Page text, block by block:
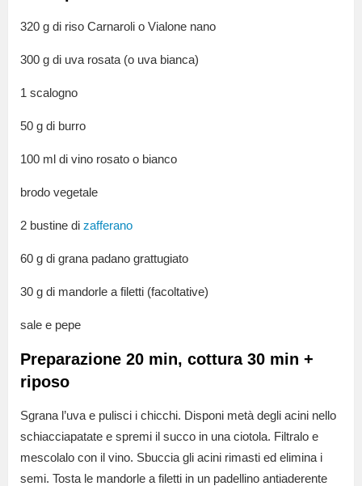
320 g di riso Carnaroli o Vialone nano
300 g di uva rosata (o uva bianca)
1 scalogno
50 g di burro
100 ml di vino rosato o bianco
brodo vegetale
2 bustine di zafferano
60 g di grana padano grattugiato
30 g di mandorle a filetti (facoltative)
sale e pepe
Preparazione 20 min, cottura 30 min +
riposo
Sgrana l’uva e pulisci i chicchi. Disponi metà degli acini nello
schiacciapatate e spremi il succo in una ciotola. Filtralo e
mescolalo con il vino. Sbuccia gli acini rimasti ed elimina i
semi. Tosta le mandorle a filetti in un padellino antiaderente